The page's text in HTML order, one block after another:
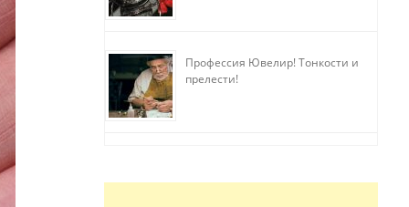
Профессия Ювелир! Тонкости и
прелести!